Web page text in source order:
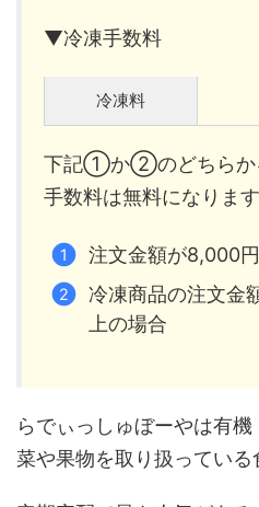
▼冷凍手数料
冷凍料
下記①か②のどちらか
手数料は無料になります
注文金額が8,000
冷凍商品の注文金
上の場合
らでぃっしゅぼーやは有
菜や果物を取り扱っている